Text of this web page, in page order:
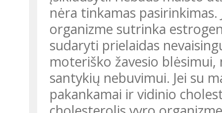
nėra tinkamas
organizme sutrinka
sudaryti prielaidas
moteriško žavesio
santykių nebuvimui. Jei su
pakankamai ir vidinio